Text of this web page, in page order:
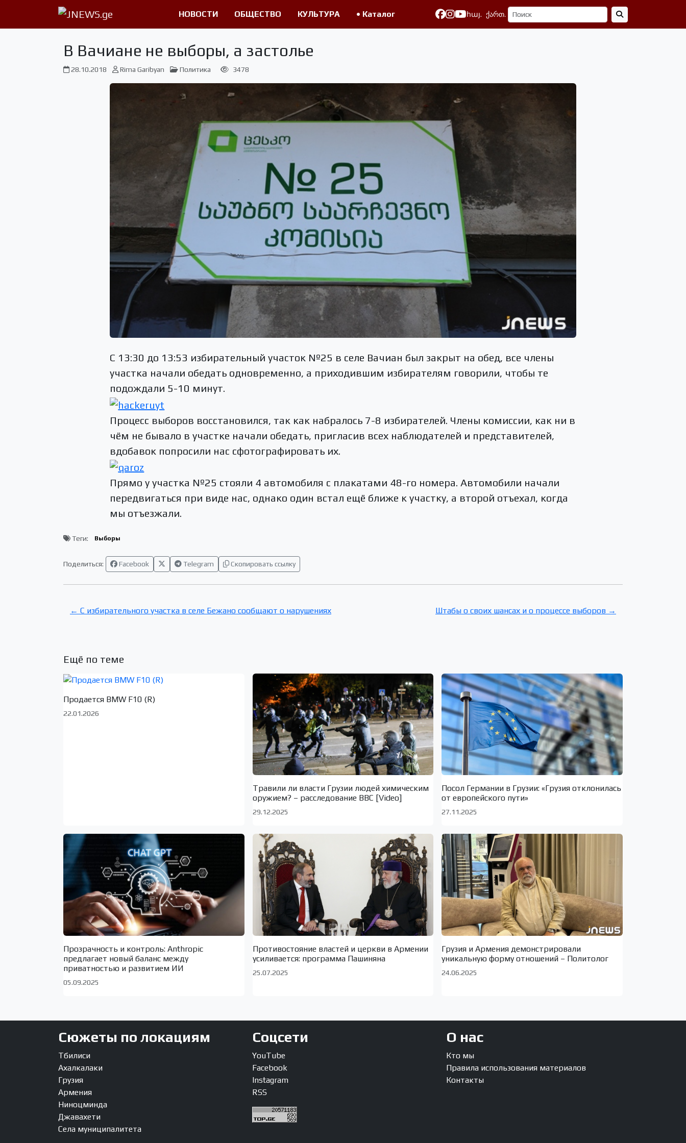
НОВОСТИ ОБЩЕСТВО КУЛЬТУРА • Каталог հայ. ქართ.
В Вачиане не выборы, а застолье
28.10.2018 Rima Garibyan Политика 3478
С 13:30 до 13:53 избирательный участок №25 в селе Вачиан был закрыт на обед, все члены
участка начали обедать одновременно, а приходившим избирателям говорили, чтобы те
подождали 5-10 минут.
Процесс выборов восстановился, так как набралось 7-8 избирателей. Члены комиссии, как ни в
чём не бывало в участке начали обедать, пригласив всех наблюдателей и представителей,
вдобавок попросили нас сфотографировать их.
Прямо у участка №25 стояли 4 автомобиля с плакатами 48-го номера. Автомобили начали
передвигаться при виде нас, однако один встал ещё ближе к участку, а второй отъехал, когда
мы отъезжали.
Теги: Выборы
Поделиться: Facebook Telegram Скопировать ссылку
← С избирательного участка в селе Бежано сообщают о нарушениях Штабы о своих шансах и о процессе выборов →
Ещё по теме
Продается BMW F10 (R)
22.01.2026
Травили ли власти Грузии людей химическим
оружием? – расследование BBC [Video]
29.12.2025
Посол Германии в Грузии: «Грузия отклонилась
от европейского пути»
27.11.2025
Прозрачность и контроль: Anthropic
предлагает новый баланс между
приватностью и развитием ИИ
05.09.2025
Противостояние властей и церкви в Армении
усиливается: программа Пашиняна
25.07.2025
Грузия и Армения демонстрировали
уникальную форму отношений – Политолог
24.06.2025
Сюжеты по локациям
Тбилиси
Ахалкалаки
Грузия
Армения
Ниноцминда
Джавахети
Села муниципалитета
Соцсети
YouTube
Facebook
Instagram
RSS
О нас
Кто мы
Правила использования материалов
Контакты